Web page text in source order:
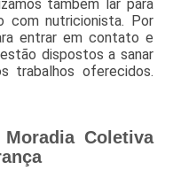
também lar para
com nutricionista. Por
entrar em contato e
dispostos a sanar
trabalhos oferecidos.
Coletiva